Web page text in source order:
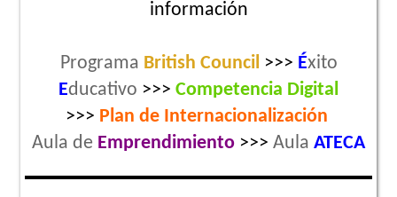
información
Programa British Council >>> Éxito
Educativo >>> Competencia Digital
>>> Plan de Internacionalización
Aula de Emprendimiento >>> Aula ATECA